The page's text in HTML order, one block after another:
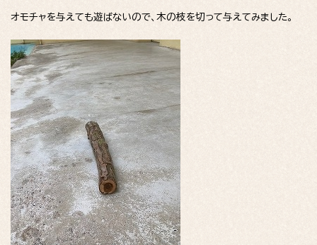
オモチャを与えても遊ばないので、木の枝を切って与えてみました。